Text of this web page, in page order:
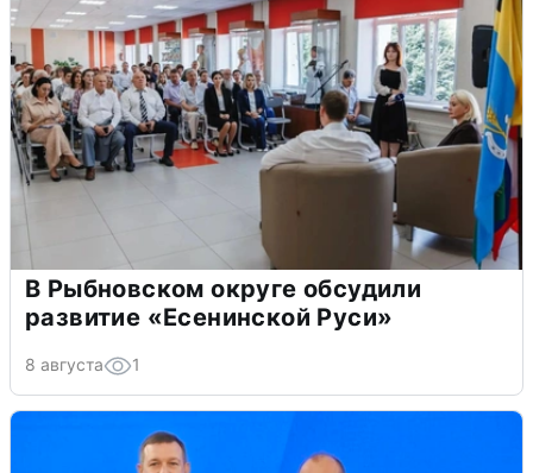
В Рыбновском округе обсудили
развитие «Есенинской Руси»
8 августа 1